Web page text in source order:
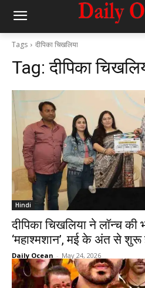
Tags दीपिका चिखलिया
Tag:दीपिका
Hindi
दीपिका चिखलिया ने लॉन्च की
‘महाश्मशान’, मई के अंत से शुरू
Daily Ocean - May 24, 2026